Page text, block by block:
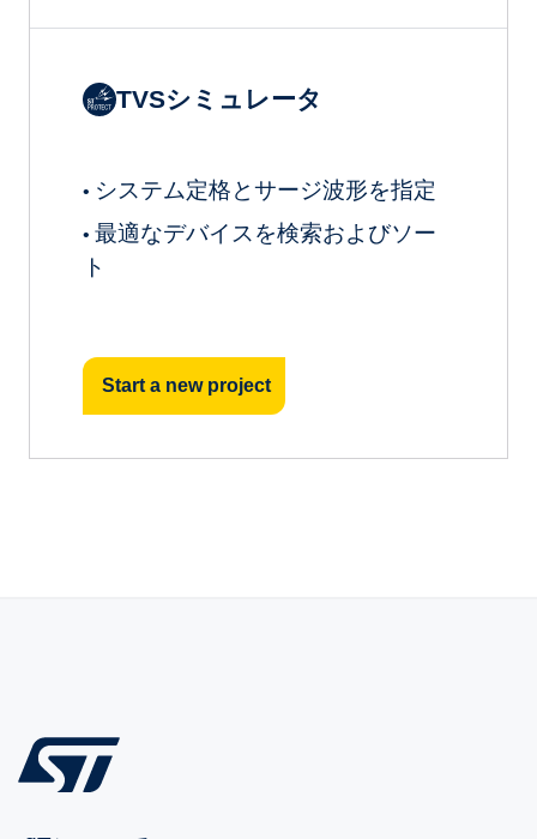
TVSシミュレータ
• システム定格とサージ波形を指定
• 最適なデバイスを検索およびソー
ト
Start a new project